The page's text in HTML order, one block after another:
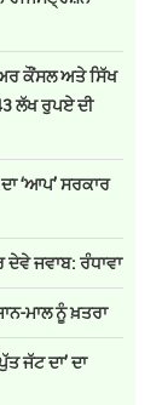
ਕੌਂਸਲ ਅਤੇ ਸਿੱਖ
ਲੱਖ ਰੁਪਏ ਦੀ
‘ਆਪ’ ਸਰਕਾਰ
ਜਵਾਬ: ਰੰਧਾਵਾ
ਮਾਲ ਨੂੰ ਖ਼ਤਰਾ
ਜੱਟ ਦਾ’ ਦਾ